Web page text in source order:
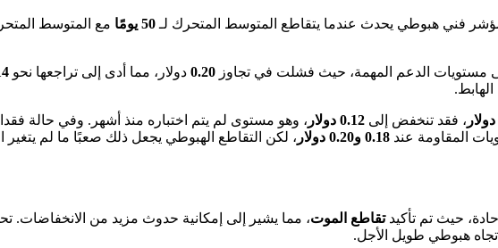
فني هبوطي يحدث عندما يتقاطع المتوسط المتحرك لـ 50 يومًا مع المتوسط
مستويات الدعم المهمة، حيث فشلت في تجاوز 0.20 دولار، مما أدى إلى تراجعها نحو
، فقد تنخفض إلى 0.12 دولار ، وهو مستوى لم يتم اختباره منذ أشهر. وفي حالة
المقاومة عند 0.18 و0.20 دولار ، لكن التقاطع الهبوطي يجعل ذلك صعبًا ما لم
حيث تم تأكيدتقاطع الموت، مما يشير إلى إمكانية حدوث مزيد من الانخفاضات.
هبوطي طويل الأجل.